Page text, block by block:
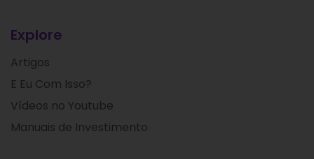
Explore
Artigos
E Eu Com Isso?
Vídeos no Youtube
Manuais de Investimento